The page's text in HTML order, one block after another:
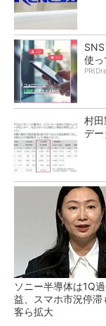
使っ
村
デ
ソニー半導体は1Q
益、スマホ市況停滞
客ら拡大